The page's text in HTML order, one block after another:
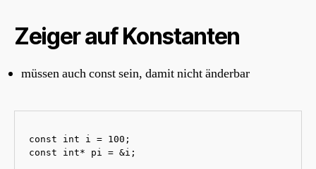
Zeiger auf Konstanten
müssen auch const sein, damit nicht änderbar
const int i = 100;
const int* pi = &i;